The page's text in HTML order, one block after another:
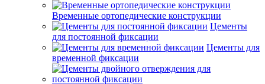
Временные ортопедические конструкции
Цементы
для постоянной фиксации
Цементы для
временной фиксации